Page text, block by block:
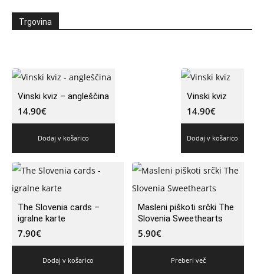
Trgovina
Vinski kviz – angleščina
14.90€
Dodaj v košarico
Vinski kviz
14.90€
Dodaj v košarico
The Slovenia cards –
igralne karte
7.90€
Dodaj v košarico
Masleni piškoti srčki The
Slovenia Sweethearts
5.90€
Preberi več